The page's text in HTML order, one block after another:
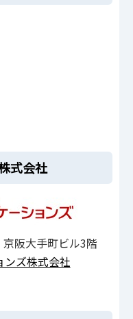
式会社
阪大手町ビル3階
ンズ株式会社